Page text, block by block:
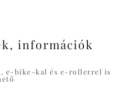
információk
e-bike-kal és e-rollerrel is